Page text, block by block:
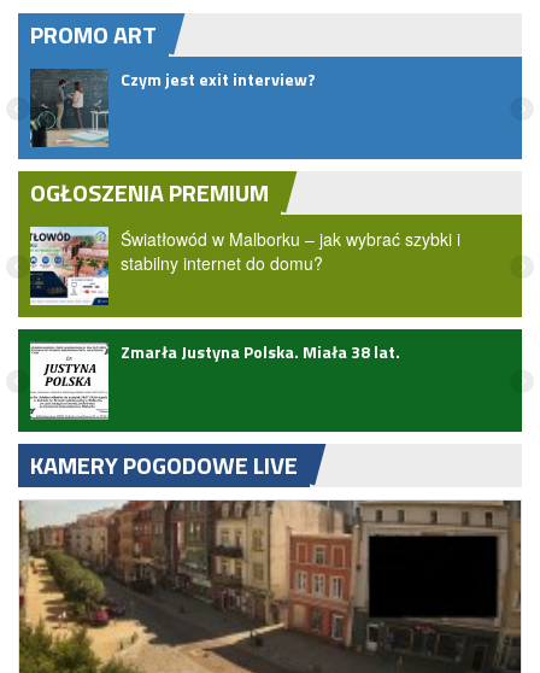
PROMO ART
Czym jest exit interview?
OGŁOSZENIA PREMIUM
Światłowód w Malborku – jak wybrać szybki i
stabilny internet do domu?
Zmarła Justyna Polska. Miała 38 lat.
KAMERY POGODOWE LIVE